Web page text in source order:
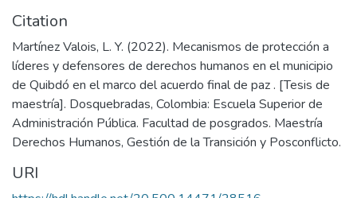
Citation
Martínez Valois, L. Y. (2022). Mecanismos de protección a
líderes y defensores de derechos humanos en el municipio
de Quibdó en el marco del acuerdo final de paz . [Tesis de
maestría]. Dosquebradas, Colombia: Escuela Superior de
Administración Pública. Facultad de posgrados. Maestría
Derechos Humanos, Gestión de la Transición y Posconflicto.
URI